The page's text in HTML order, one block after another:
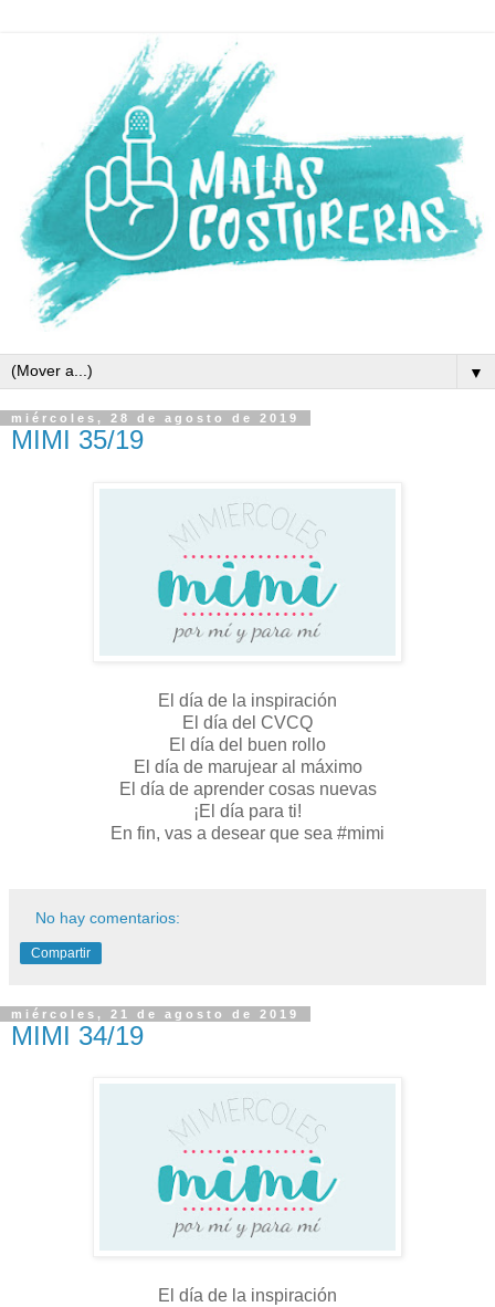
▼
miércoles, 28 de agosto de 2019
MIMI 35/19
El día de la inspiración
El día del CVCQ
El día del buen rollo
El día de marujear al máximo
El día de aprender cosas nuevas
¡El día para ti!
En fin, vas a desear que sea #mimi
No hay comentarios:
Compartir
miércoles, 21 de agosto de 2019
MIMI 34/19
El día de la inspiración